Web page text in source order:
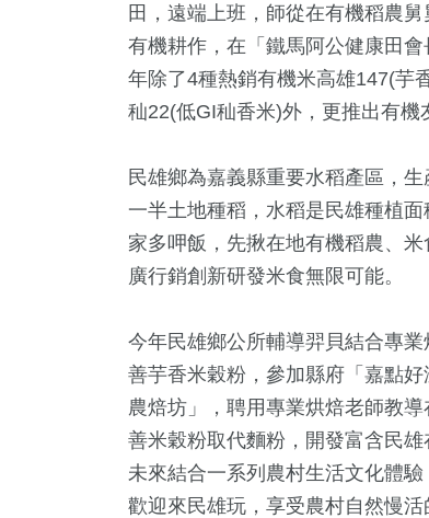
田，遠端上班，師從在有機稻農
有機耕作，在「鐵馬阿公健康田
年除了4種熱銷有機米高雄147(芋
秈22(低GI秈香米)外，更推出有機
民雄鄉為嘉義縣重要水稻產區，
一半土地種稻，水稻是民雄種植
家多呷飯，先揪在地有機稻農、
廣行銷創新研發米食無限可能。
今年民雄鄉公所輔導羿貝結合專
善芋香米穀粉，參加縣府「嘉點
農焙坊」，聘用專業烘焙老師教
善米穀粉取代麵粉，開發富含民
未來結合一系列農村生活文化體
歡迎來民雄玩，享受農村自然慢活
+ 56+
1357+
生活
211 +
藝文
57+